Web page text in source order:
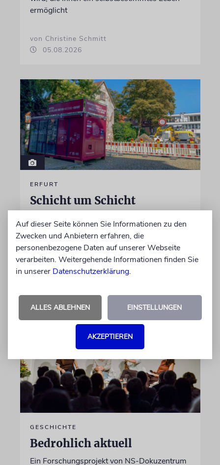
ermöglicht
von Christine Schmitt
05.08.2026
ERFURT
Schicht um Schicht
seit wenigen Tagen nach einem Stück
jüdischer Geschichte gegraben. Erst mit dem
Bagger, dann von Hand
05.08.2026
GESCHICHTE
Bedrohlich aktuell
Ein Forschungsprojekt von NS-Dokuzentrum
Auf dieser Seite können Sie Informationen zu den
Zwecken und Anbietern erfahren, die
personenbezogene Daten auf unserer Webseite
verarbeiten. Weitergehende Informationen finden Sie
in unserer Datenschutzerklärung.
ALLES ABLEHNEN EINSTELLUNGEN
AKZEPTIEREN